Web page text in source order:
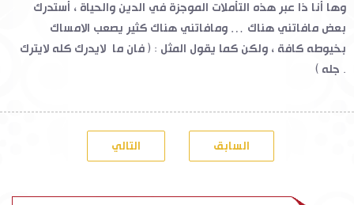
وها أنا ذا عبر هذه التأملات الموجزة في الدين والحياة ، أستدرك
بعض مافاتني هناك … ومافاتني هناك كثير يصعب الامساك
بخيوطه كافة ، ولكن كما يقول المثل : ( فان ما لايدرك كله لايترك
جله ) .
التالي السابق